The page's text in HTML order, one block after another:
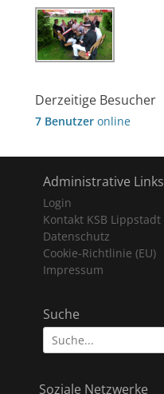
Derzeitige Besucher
7 Benutzer online
Administrative Links
Login
Kontakt KSB Lippstadt
Datenschutz
Cookie-Richtlinie (EU)
Impressum
Suche
Suche
nach:
Soziale Netzwerke